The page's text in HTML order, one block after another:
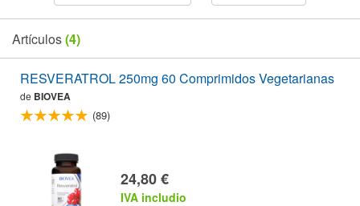
Artículos(4)
RESVERATROL 250mg 60 Comprimidos Vegetarianas
de BIOVEA
(89)
24,80 €
IVA includio